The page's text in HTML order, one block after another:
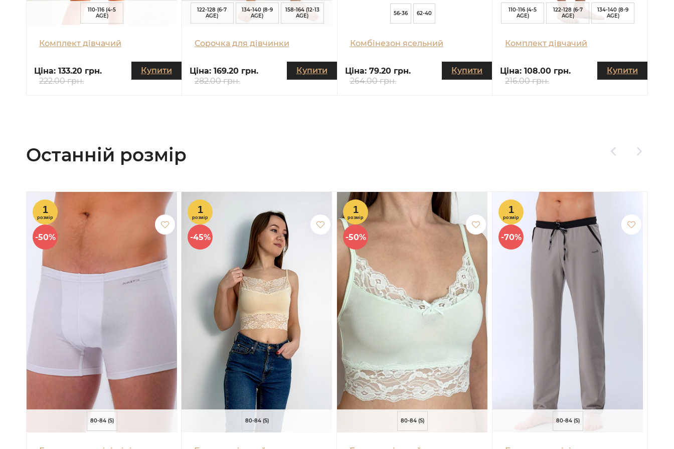
110-116 (4-5
AGE)
Комплект дівчачий
Ціна: 133.20 грн.
222.00 грн.
Купити
122-128 (6-7
AGE)
134-140 (8-9
AGE)
158-164 (12-13
AGE)
Сорочка для дівчинки
Ціна: 169.20 грн.
282.00 грн.
Купити
56-36 62-40
Комбінезон ясельний
Ціна: 79.20 грн.
264.00 грн.
Купити
110-116 (4-5
AGE)
122-128 (6-7
AGE)
134-140 (8-9
AGE)
Комплект дівчачий
Ціна:108.00 грн.
216.00 грн.
Купити
Останній розмір
-50%
80-84 (S)
-45%
80-84 (S)
-50%
80-84 (S)
-70%
80-84 (S)